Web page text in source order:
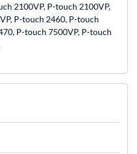
2100VP, P-touch 2100VP,
P-touch 2460, P-touch
P-touch 7500VP, P-touch